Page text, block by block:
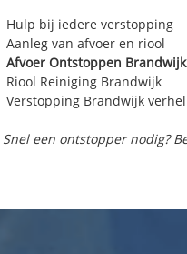
Hulp bij iedere verstopping
Aanleg van afvoer en riool
Afvoer Ontstoppen Brandwijk
Riool Reiniging Brandwijk
Verstopping Brandwijk
Snel een ontstopper nodig?